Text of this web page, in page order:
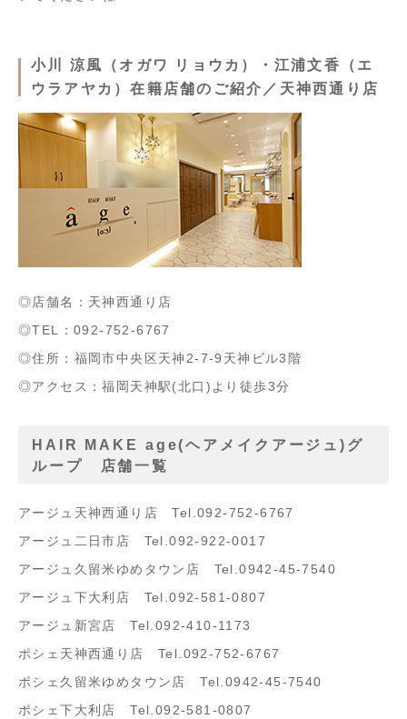
小川 涼風（オガワ リョウカ）・江浦文香（エ
ウラアヤカ）在籍店舗のご紹介／天神西通り店
◎店舗名：天神西通り店
◎TEL：092-752-6767
◎住所：福岡市中央区天神2-7-9天神ビル3階
◎アクセス：福岡天神駅(北口)より徒歩3分
HAIR MAKE age(ヘアメイクアージュ)グ
ループ 店舗一覧
アージュ天神西通り店 Tel.092-752-6767
アージュ二日市店 Tel.092-922-0017
アージュ久留米ゆめタウン店 Tel.0942-45-7540
アージュ下大利店 Tel.092-581-0807
アージュ新宮店 Tel.092-410-1173
ポシェ天神西通り店 Tel.092-752-6767
ポシェ久留米ゆめタウン店 Tel.0942-45-7540
ポシェ下大利店 Tel.092-581-0807